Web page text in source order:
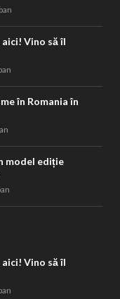
Vino să îl
în Romania în
model ediție
Vino să îl